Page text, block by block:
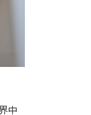
中